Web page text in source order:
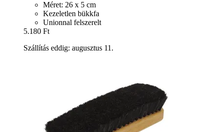
Méret: 26 x 5 cm
Kezeletlen bükkfa
Unionnal felszerelt
5.180 Ft
Szállítás eddig: augusztus 11.